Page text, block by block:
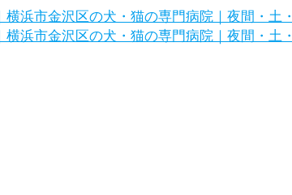
ぶつ病院｜横浜市金